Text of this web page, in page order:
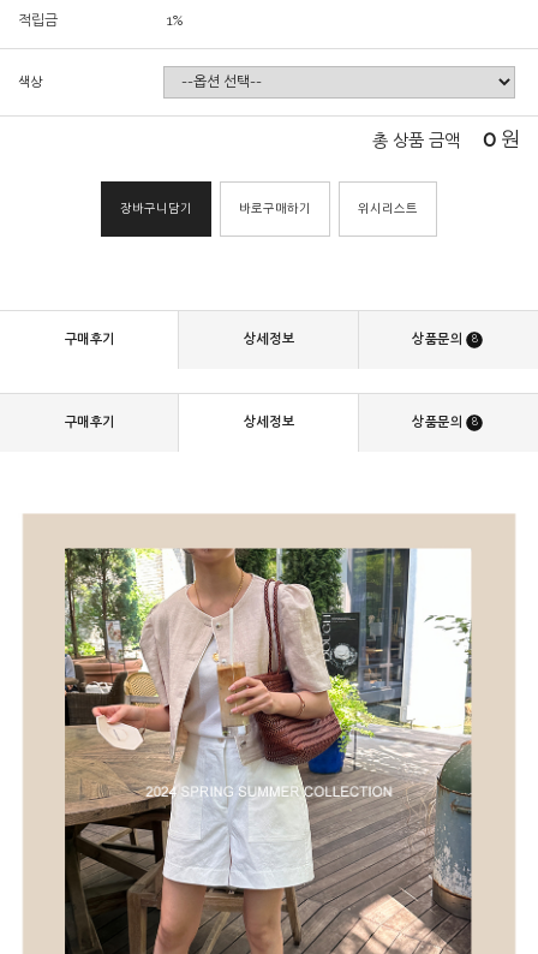
적립금 1%
색상
총 상품 금액 0 원
장바구니담기 바로구매하기 위시리스트
구매후기 상세정보 상품문의 8
구매후기 상세정보 상품문의 8